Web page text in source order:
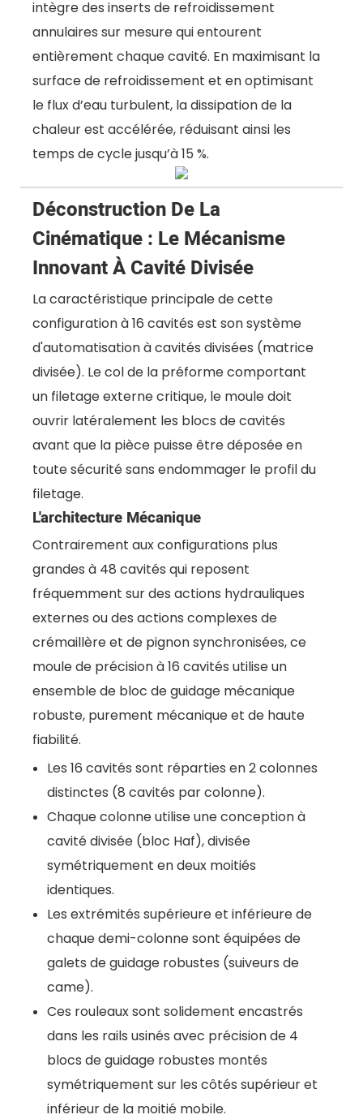
intègre des inserts de refroidissement
annulaires sur mesure qui entourent
entièrement chaque cavité. En maximisant la
surface de refroidissement et en optimisant
le flux d’eau turbulent, la dissipation de la
chaleur est accélérée, réduisant ainsi les
temps de cycle jusqu’à 15 %.
Déconstruction De La
Cinématique : Le Mécanisme
Innovant À Cavité Divisée
La caractéristique principale de cette
configuration à 16 cavités est son système
d'automatisation à cavités divisées (matrice
divisée). Le col de la préforme comportant
un filetage externe critique, le moule doit
ouvrir latéralement les blocs de cavités
avant que la pièce puisse être déposée en
toute sécurité sans endommager le profil du
filetage.
L'architecture Mécanique
Contrairement aux configurations plus
grandes à 48 cavités qui reposent
fréquemment sur des actions hydrauliques
externes ou des actions complexes de
crémaillère et de pignon synchronisées, ce
moule de précision à 16 cavités utilise un
ensemble de bloc de guidage mécanique
robuste, purement mécanique et de haute
fiabilité.
Les 16 cavités sont réparties en 2 colonnes
distinctes (8 cavités par colonne).
Chaque colonne utilise une conception à
cavité divisée (bloc Haf), divisée
symétriquement en deux moitiés
identiques.
Les extrémités supérieure et inférieure de
chaque demi-colonne sont équipées de
galets de guidage robustes (suiveurs de
came).
Ces rouleaux sont solidement encastrés
dans les rails usinés avec précision de 4
blocs de guidage robustes montés
symétriquement sur les côtés supérieur et
inférieur de la moitié mobile.